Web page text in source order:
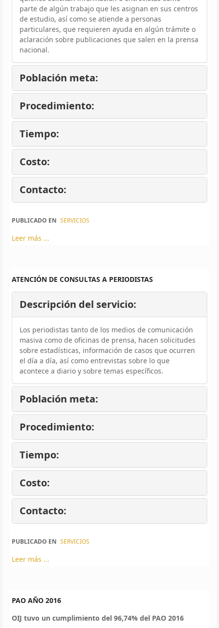
parte de algún trabajo que les asignan en sus centros
de estudio, así como se atiende a personas
particulares, que requieren ayuda en algún trámite o
aclaración sobre publicaciones que salen en la prensa
nacional.
Población meta:
Procedimiento:
Tiempo:
Costo:
Contacto:
PUBLICADO EN SERVICIOS
Leer más ...
ATENCIÓN DE CONSULTAS A PERIODISTAS
Descripción del servicio:
Los periodistas tanto de los medios de comunicación
masiva como de oficinas de prensa, hacen solicitudes
sobre estadísticas, información de casos que ocurren
el día a día, así como entrevistas sobre lo que
acontece a diario y sobre temas específicos.
Población meta:
Procedimiento:
Tiempo:
Costo:
Contacto:
PUBLICADO EN SERVICIOS
Leer más ...
PAO AÑO 2016
OIJ tuvo un cumplimiento del 96,74% del PAO 2016